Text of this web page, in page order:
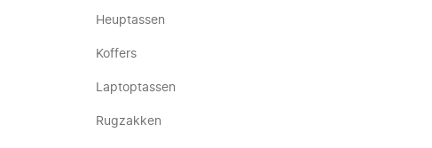
Heuptassen
Koffers
Laptoptassen
Rugzakken